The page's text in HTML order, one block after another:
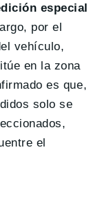
especial
por el
vehículo,
en la zona
es que,
solo se
el